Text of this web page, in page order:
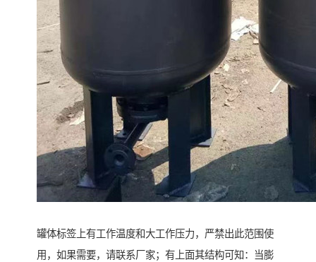
罐体标签上有工作温度和大工作压力，严禁出此范围使
用，如果需要，请联系厂家；有上面其结构可知：当膨